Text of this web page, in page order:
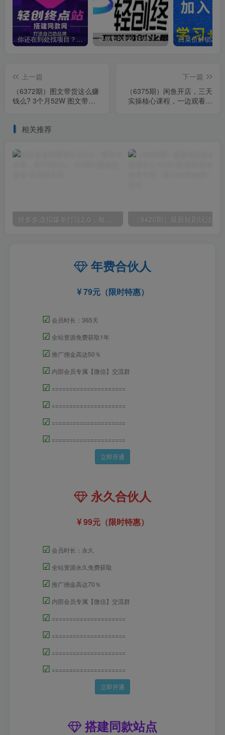
你还在到处找项目？还在当韭菜？我靠卖项目一个月收入5万+，曾经我也是个失败者。 全网VIP课程 无损下载~
上一篇
（6372期）图文带货这么赚
钱么? 3个月52W 图文带货
下一篇
（6375期）闲鱼开店，三天
实操核心课程，一边观看，
相关推荐
年费合伙人
79元（限时特惠）
☑ 会员时长：365天
☑ 全站资源免费获取1年
☑ 推广佣金高达50％
☑ 内部会员专属【微信】交流群
☑ =====================
☑ =====================
☑ =====================
☑ =====================
立即开通
永久合伙人
99元（限时特惠）
☑ 会员时长：永久
☑ 全站资源永久免费获取
☑ 推广佣金高达70％
☑ 内部会员专属【微信】交流群
☑ =====================
☑ =====================
☑ =====================
☑ =====================
立即开通
搭建同款站点